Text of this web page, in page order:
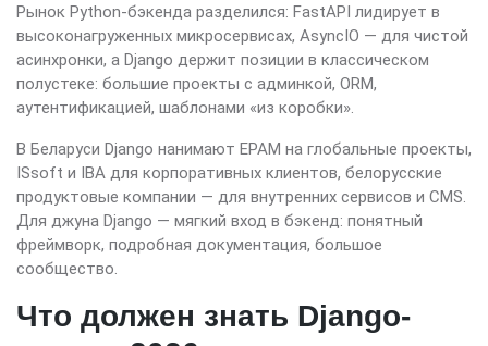
Рынок Python-бэкенда разделился: FastAPI лидирует в
высоконагруженных микросервисах, AsyncIO — для чистой
асинхронки, а Django держит позиции в классическом
полустеке: большие проекты с админкой, ORM,
аутентификацией, шаблонами «из коробки».
В Беларуси Django нанимают EPAM на глобальные проекты,
ISsoft и IBA для корпоративных клиентов, белорусские
продуктовые компании — для внутренних сервисов и CMS.
Для джуна Django — мягкий вход в бэкенд: понятный
фреймворк, подробная документация, большое
сообщество.
Что должен знать Django-